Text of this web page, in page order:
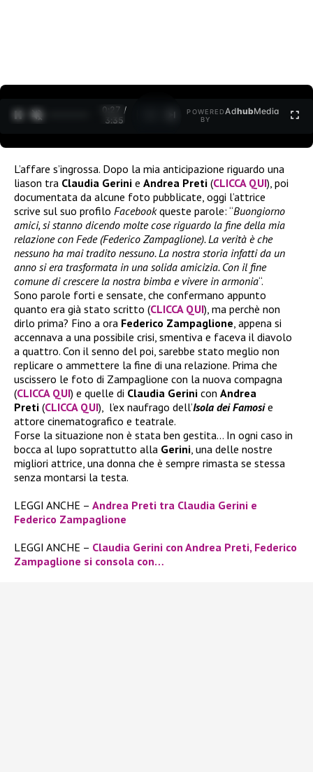
0:27 /
3:35
POWERED
BY
AdhubMedia
L’affare s’ingrossa. Dopo la mia anticipazione riguardo una
liason tra Claudia Gerini e Andrea Preti (CLICCA QUI), poi
documentata da alcune foto pubblicate, oggi l’attrice
scrive sul suo profilo Facebookqueste parole: “Buongiorno
amici, si stanno dicendo molte cose riguardo la fine della mia
relazione con Fede (Federico Zampaglione). La verità è che
nessuno ha mai tradito nessuno. La nostra storia infatti da un
anno si era trasformata in una solida amicizia. Con il fine
comune di crescere la nostra bimba e vivere in armonia“.
Sono parole forti e sensate, che confermano appunto
quanto era già stato scritto (CLICCA QUI), ma perchè non
dirlo prima? Fino a ora Federico Zampaglione , appena si
accennava a una possibile crisi, smentiva e faceva il diavolo
a quattro. Con il senno del poi, sarebbe stato meglio non
replicare o ammettere la fine di una relazione. Prima che
uscissero le foto di Zampaglione con la nuova compagna
(CLICCA QUI) e quelle di Claudia Gerini con Andrea
Preti (CLICCA QUI), l’ex naufrago dell’Isola dei Famosie
attore cinematografico e teatrale.
Forse la situazione non è stata ben gestita… In ogni caso in
bocca al lupo soprattutto alla Gerini , una delle nostre
migliori attrice, una donna che è sempre rimasta se stessa
senza montarsi la testa.
LEGGI ANCHE – Andrea Preti tra Claudia Gerini e
Federico Zampaglione
LEGGI ANCHE – Claudia Gerini con Andrea Preti, Federico
Zampaglione si consola con…